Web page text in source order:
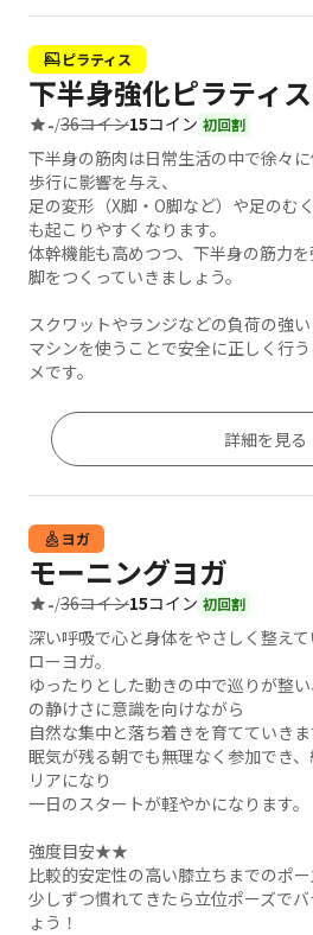
ピラティス
下半身強化ピラティス
-/36コイン15コイン 初回割
下半身の筋肉は日常生活の中で徐々
歩行に影響を与え、
足の変形（X脚・O脚など）や足のむ
も起こりやすくなります。
体幹機能も高めつつ、下半身の筋力
脚をつくっていきましょう。
スクワットやランジなどの負荷の強
マシンを使うことで安全に正しく行
メです。
詳細を見る
ヨガ
モーニングヨガ
-/36コイン15コイン 初回割
深い呼吸で心と身体をやさしく整え
ローヨガ。
ゆったりとした動きの中で巡りが整
の静けさに意識を向けながら
自然な集中と落ち着きを育てていきま
眠気が残る朝でも無理なく参加でき
リアになり
一日のスタートが軽やかになります。
強度目安★★
比較的安定性の高い膝立ちまでのポー
少しずつ慣れてきたら立位ポーズで
ょう！